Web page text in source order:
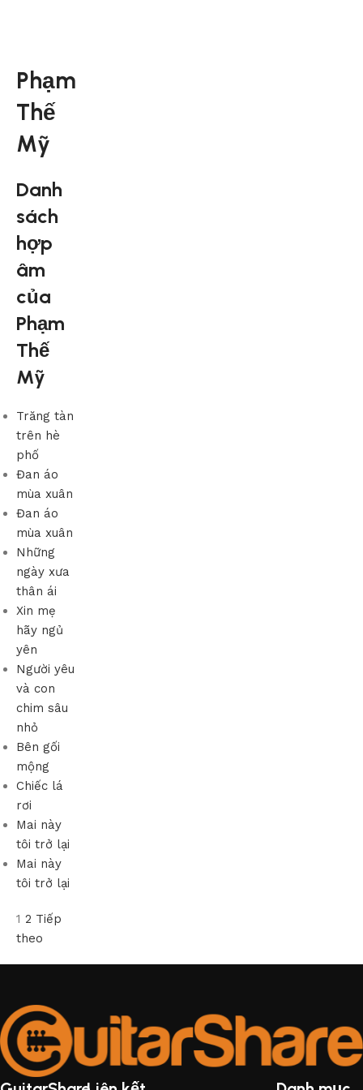
Phạm
Thế
Mỹ
Danh
sách
hợp
âm
của
Phạm
Thế
Mỹ
Trăng tàn
trên hè
phố
Đan áo
mùa xuân
Đan áo
mùa xuân
Những
ngày xưa
thân ái
Xin mẹ
hãy ngủ
yên
Người yêu
và con
chim sâu
nhỏ
Bên gối
mộng
Chiếc lá
rơi
Mai này
tôi trở lại
Mai này
tôi trở lại
1 2 Tiếp
theo